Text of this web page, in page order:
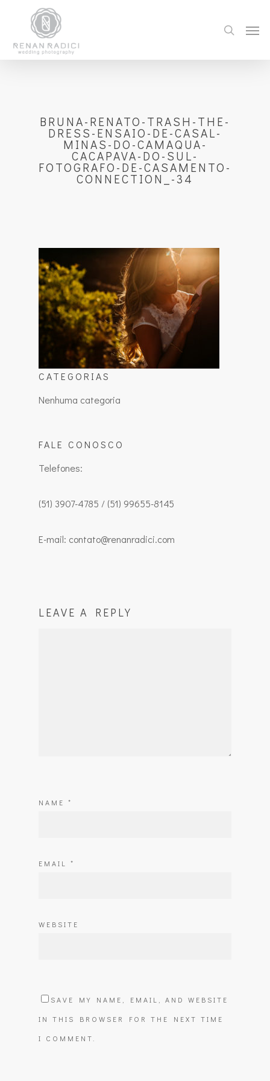
BRUNA-RENATO-TRASH-THE-
DRESS-ENSAIO-DE-CASAL-
MINAS-DO-CAMAQUA-
CACAPAVA-DO-SUL-
FOTOGRAFO-DE-CASAMENTO-
CONNECTION_-34
CATEGORIAS
Nenhuma categoria
FALE CONOSCO
Telefones:
(51) 3907-4785 / (51) 99655-8145
E-mail: contato@renanradici.com
LEAVE A REPLY
NAME *
EMAIL *
WEBSITE
SAVE MY NAME, EMAIL, AND WEBSITE
IN THIS BROWSER FOR THE NEXT TIME
I COMMENT.